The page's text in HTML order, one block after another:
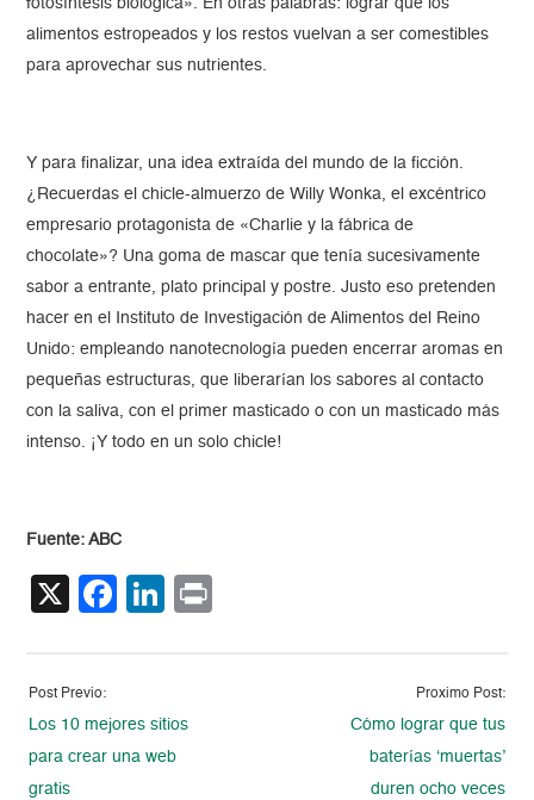
fotosíntesis biológica». En otras palabras: lograr que los
alimentos estropeados y los restos vuelvan a ser comestibles
para aprovechar sus nutrientes.
Y para finalizar, una idea extraída del mundo de la ficción.
¿Recuerdas el chicle-almuerzo de Willy Wonka, el excéntrico
empresario protagonista de «Charlie y la fábrica de
chocolate»? Una goma de mascar que tenía sucesivamente
sabor a entrante, plato principal y postre. Justo eso pretenden
hacer en el Instituto de Investigación de Alimentos del Reino
Unido: empleando nanotecnología pueden encerrar aromas en
pequeñas estructuras, que liberarían los sabores al contacto
con la saliva, con el primer masticado o con un masticado más
intenso. ¡Y todo en un solo chicle!
Fuente: ABC
X Facebook
LinkedIn
Post Previo:
Los 10 mejores sitios
para crear una web
gratis
Proximo Post:
Cómo lograr que tus
baterías ‘muertas’
duren ocho veces